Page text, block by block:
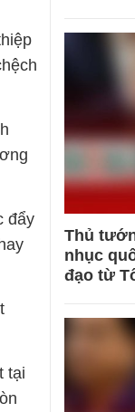
đẩy
tại
Thủ
nhục
đạo từ